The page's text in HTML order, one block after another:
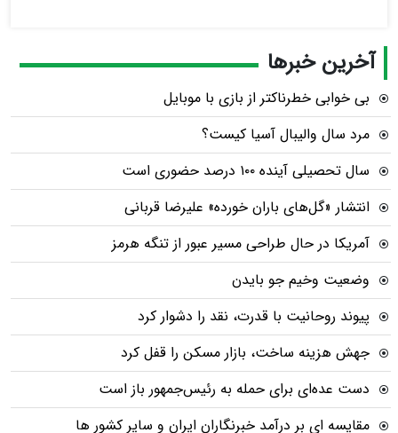
آخرین خبرها
بی خوابی خطرناکتر از بازی با موبایل
مرد سال والیبال آسیا کیست؟
سال تحصیلی آینده ۱۰۰ درصد حضوری است
انتشار «گل‌های باران خورده» علیرضا قربانی
آمریکا در حال طراحی مسیر عبور از تنگه هرمز
وضعیت وخیم جو بایدن
پیوند روحانیت با قدرت، نقد را دشوار کرد
جهش هزینه ساخت، بازار مسکن را قفل کرد
دست عده‌ای برای حمله به رئیس‌جمهور باز است
مقایسه ای بر درآمد خبرنگاران ایران و سایر کشور ها